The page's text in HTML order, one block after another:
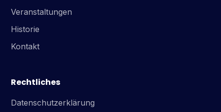
Veranstaltungen
Historie
Kontakt
Rechtliches
Datenschutzerklärung